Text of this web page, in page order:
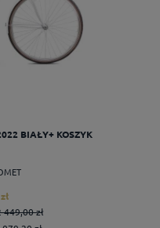
BIAŁY+ KOSZYK
449,00 zł